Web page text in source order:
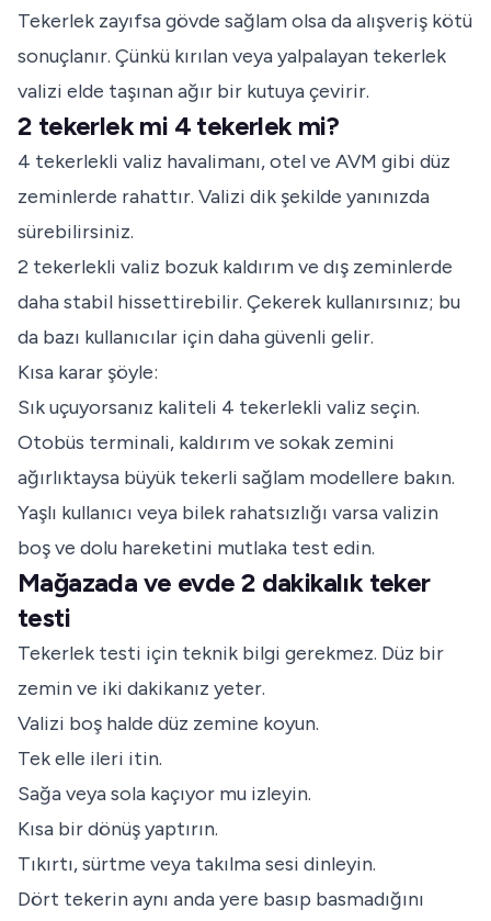
Tekerlek zayıfsa gövde sağlam olsa da alışveriş kötü
sonuçlanır. Çünkü kırılan veya yalpalayan tekerlek
valizi elde taşınan ağır bir kutuya çevirir.
2 tekerlek mi 4 tekerlek mi?
4 tekerlekli valiz havalimanı, otel ve AVM gibi düz
zeminlerde rahattır. Valizi dik şekilde yanınızda
sürebilirsiniz.
2 tekerlekli valiz bozuk kaldırım ve dış zeminlerde
daha stabil hissettirebilir. Çekerek kullanırsınız; bu
da bazı kullanıcılar için daha güvenli gelir.
Kısa karar şöyle:
Sık uçuyorsanız kaliteli 4 tekerlekli valiz seçin.
Otobüs terminali, kaldırım ve sokak zemini
ağırlıktaysa büyük tekerli sağlam modellere bakın.
Yaşlı kullanıcı veya bilek rahatsızlığı varsa valizin
boş ve dolu hareketini mutlaka test edin.
Mağazada ve evde 2 dakikalık teker
testi
Tekerlek testi için teknik bilgi gerekmez. Düz bir
zemin ve iki dakikanız yeter.
Valizi boş halde düz zemine koyun.
Tek elle ileri itin.
Sağa veya sola kaçıyor mu izleyin.
Kısa bir dönüş yaptırın.
Tıkırtı, sürtme veya takılma sesi dinleyin.
Dört tekerin aynı anda yere basıp basmadığını